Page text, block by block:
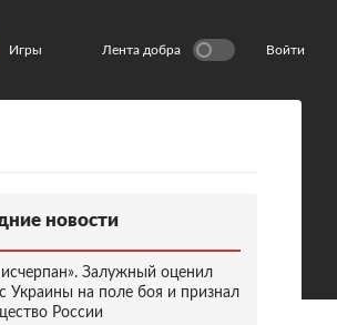
Игры Лента добра Войти
новости
исчерпан». Залужный оценил
Украины на поле боя и признал
России